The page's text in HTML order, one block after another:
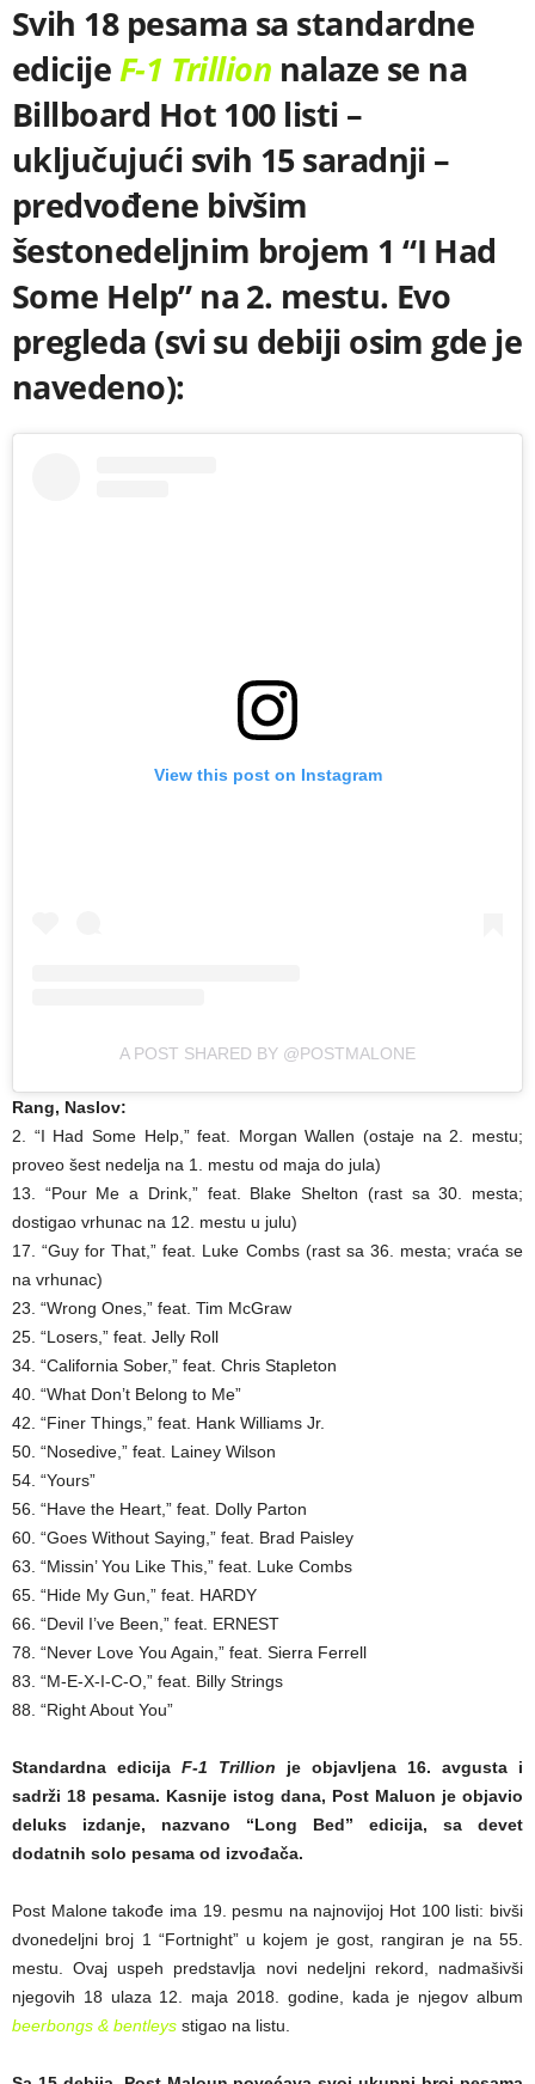
Svih 18 pesama sa standardne
edicijeF-1 Trillion nalaze se na
Billboard Hot 100 listi –
uključujući svih 15 saradnji –
predvođene bivšim
šestonedeljnim brojem 1 “I Had
Some Help” na 2. mestu. Evo
pregleda (svi su debiji osim gde je
navedeno):
View this post on Instagram
A POST SHARED BY @POSTMALONE
Rang, Naslov:
2. “I Had Some Help,” feat. Morgan Wallen (ostaje na 2. mestu;
proveo šest nedelja na 1. mestu od maja do jula)
13. “Pour Me a Drink,” feat. Blake Shelton (rast sa 30. mesta;
dostigao vrhunac na 12. mestu u julu)
17. “Guy for That,” feat. Luke Combs (rast sa 36. mesta; vraća se
na vrhunac)
23. “Wrong Ones,” feat. Tim McGraw
25. “Losers,” feat. Jelly Roll
34. “California Sober,” feat. Chris Stapleton
40. “What Don’t Belong to Me”
42. “Finer Things,” feat. Hank Williams Jr.
50. “Nosedive,” feat. Lainey Wilson
54. “Yours”
56. “Have the Heart,” feat. Dolly Parton
60. “Goes Without Saying,” feat. Brad Paisley
63. “Missin’ You Like This,” feat. Luke Combs
65. “Hide My Gun,” feat. HARDY
66. “Devil I’ve Been,” feat. ERNEST
78. “Never Love You Again,” feat. Sierra Ferrell
83. “M-E-X-I-C-O,” feat. Billy Strings
88. “Right About You”
Standardna edicija F-1 Trillion je objavljena 16. avgusta i
sadrži 18 pesama. Kasnije istog dana, Post Maluon je objavio
deluks izdanje, nazvano “Long Bed” edicija, sa devet
dodatnih solo pesama od izvođača.
Post Malone takođe ima 19. pesmu na najnovijoj Hot 100 listi: bivši
dvonedeljni broj 1 “Fortnight” u kojem je gost, rangiran je na 55.
mestu. Ovaj uspeh predstavlja novi nedeljni rekord, nadmašivši
njegovih 18 ulaza 12. maja 2018. godine, kada je njegov album
beerbongs & bentleys stigao na listu.